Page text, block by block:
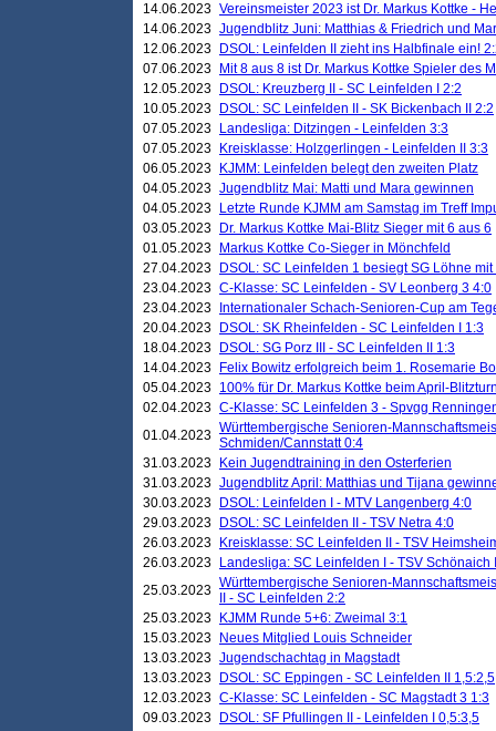
14.06.2023 Vereinsmeister 2023 ist Dr. Markus Kottke -
14.06.2023 Jugendblitz Juni: Matthias & Friedrich und
12.06.2023
DSOL: Leinfelden II zieht ins Halbfinale ein!
07.06.2023
Mit 8 aus 8 ist Dr. Markus Kottke Spieler des
12.05.2023
DSOL: Kreuzberg II - SC Leinfelden I 2:2
10.05.2023
DSOL: SC Leinfelden II - SK Bickenbach II 2:2
07.05.2023
Landesliga: Ditzingen - Leinfelden 3:3
07.05.2023
Kreisklasse: Holzgerlingen - Leinfelden II 3:3
06.05.2023
KJMM: Leinfelden belegt den zweiten Platz
04.05.2023 Jugendblitz Mai: Matti und Mara gewinnen
04.05.2023
Letzte Runde KJMM am Samstag im Treff
03.05.2023
Dr. Markus Kottke Mai-Blitz Sieger mit 6 aus 6
01.05.2023
Markus Kottke Co-Sieger in Mönchfeld
27.04.2023
DSOL: SC Leinfelden 1 besiegt SG Löhne mit
23.04.2023 C-Klasse: SC Leinfelden - SV Leonberg 3 4:0
23.04.2023
Internationaler Schach-Senioren-Cup am
20.04.2023
DSOL: SK Rheinfelden - SC Leinfelden I 1:3
18.04.2023
DSOL: SG Porz III - SC Leinfelden II 1:3
14.04.2023
Felix Bowitz erfolgreich beim 1. Rosemarie
05.04.2023 100% für Dr. Markus Kottke beim April-
02.04.2023 C-Klasse: SC Leinfelden 3 - Spvgg
01.04.2023 Württembergische Senioren-
Schmiden/Cannstatt 0:4
31.03.2023
Kein Jugendtraining in den Osterferien
31.03.2023 Jugendblitz April: Matthias und Tijana
30.03.2023
DSOL: Leinfelden I - MTV Langenberg 4:0
29.03.2023
DSOL: SC Leinfelden II - TSV Netra 4:0
26.03.2023
Kreisklasse: SC Leinfelden II - TSV
26.03.2023
Landesliga: SC Leinfelden I - TSV Schönaich
25.03.2023 Württembergische Senioren-
II - SC Leinfelden 2:2
25.03.2023
KJMM Runde 5+6: Zweimal 3:1
15.03.2023
Neues Mitglied Louis Schneider
13.03.2023 Jugendschachtag in Magstadt
13.03.2023
DSOL: SC Eppingen - SC Leinfelden II 1,5:2,5
12.03.2023 C-Klasse: SC Leinfelden - SC Magstadt 3 1:3
09.03.2023
DSOL: SF Pfullingen II - Leinfelden I 0,5:3,5